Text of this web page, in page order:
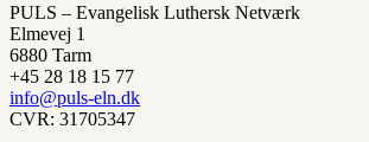
PULS – Evangelisk Luthersk Netværk
Elmevej 1
6880 Tarm
+45 28 18 15 77
info@puls-eln.dk
CVR: 31705347